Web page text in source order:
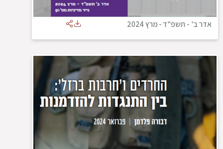
אדר ב' - תשפ"ד-מרץ 2024